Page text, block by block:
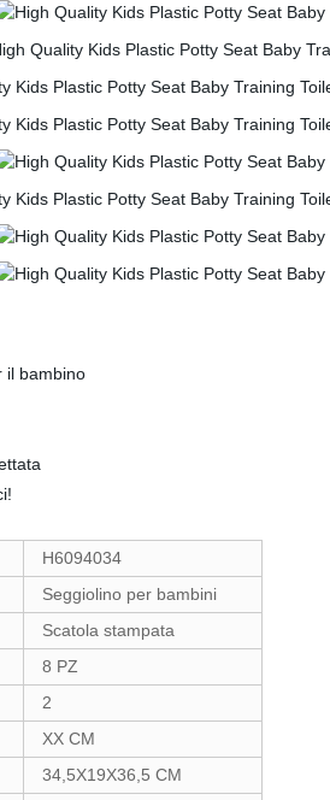
il bambino
H6094034
Seggiolino per bambini
Scatola stampata
8 PZ
2
XX CM
34,5X19X36,5 CM